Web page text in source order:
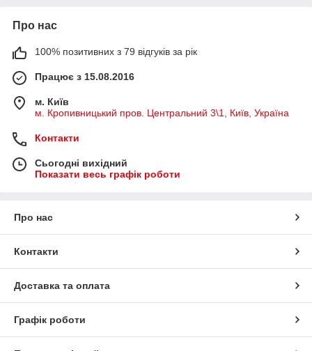
Про нас
100% позитивних з 79 відгуків за рік
Працює з 15.08.2016
м. Київ
м. Кропивницький пров. Центральний 3\1, Київ, Україна
Контакти
Сьогодні вихідний
Показати весь графік роботи
Про нас
Контакти
Доставка та оплата
Графік роботи